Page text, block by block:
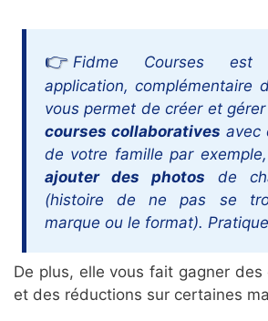
Fidme Courses
application, complémentaire
vous permet de créer et
courses collaboratives avec
de votre famille par
ajouter des photos de
(histoire de ne pas se
marque ou le format).
De plus, elle vous fait gagner des
et des réductions sur certaines